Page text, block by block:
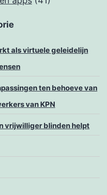
als virtuele geleidelijn
ten behoeve van
van KPN
vrijwilliger blinden helpt